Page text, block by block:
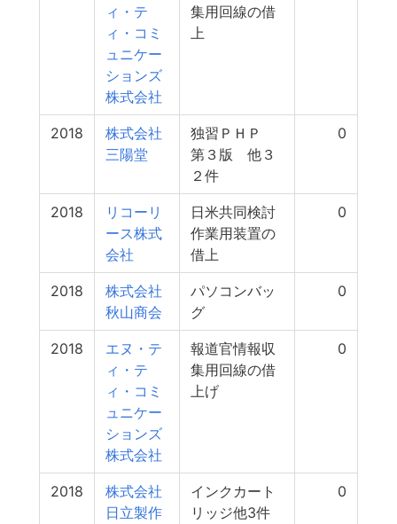
ィ・テ
ィ・コミ
ュニケー
ションズ
株式会社
集用回線の借
上
2018
株式会社
三陽堂
独習ＰＨＰ
第３版 他３
２件
0
2018
リコーリ
ース株式
会社
日米共同検討
作業用装置の
借上
0
2018
株式会社
秋山商会
パソコンバッ
グ
0
2018
エヌ・テ
ィ・テ
ィ・コミ
ュニケー
ションズ
株式会社
報道官情報収
集用回線の借
上げ
0
2018
株式会社
日立製作
インクカート
リッジ他3件
0